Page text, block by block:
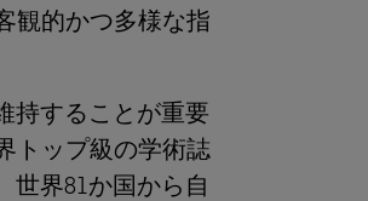
観的かつ多様な指
持することが重要
トップ級の学術誌
世界81か国から自